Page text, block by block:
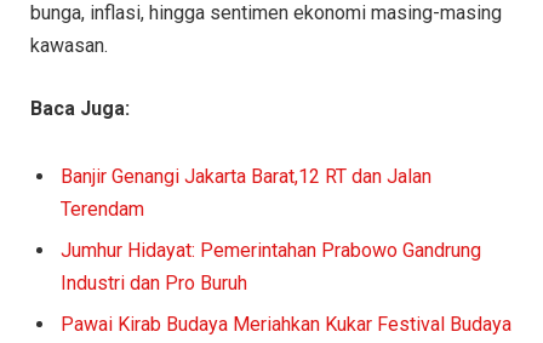
bunga, inflasi, hingga sentimen ekonomi masing-masing
kawasan.
Baca Juga:
Banjir Genangi Jakarta Barat,12 RT dan Jalan
Terendam
Jumhur Hidayat: Pemerintahan Prabowo Gandrung
Industri dan Pro Buruh
Pawai Kirab Budaya Meriahkan Kukar Festival Budaya